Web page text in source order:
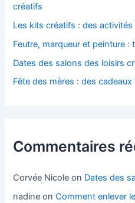
créatifs
Les kits créatifs : des
Feutre, marqueur et peinture :
Dates des salons des loisirs
Fête des mères : des cadeaux
Commentaires
Corvée Nicole on Dates des
nadine onComment enlever